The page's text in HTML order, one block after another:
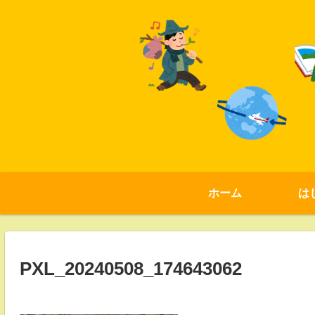
ホーム は
PXL_20240508_174643062